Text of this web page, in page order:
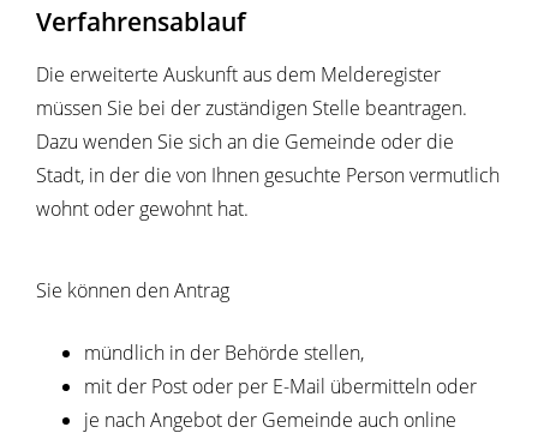
Verfahrensablauf
Die erweiterte Auskunft aus dem Melderegister
müssen Sie bei der zuständigen Stelle beantragen.
Dazu wenden Sie sich an die Gemeinde oder die
Stadt, in der die von Ihnen gesuchte Person vermutlich
wohnt oder gewohnt hat.
Sie können den Antrag
mündlich in der Behörde stellen,
mit der Post oder per E-Mail übermitteln oder
je nach Angebot der Gemeinde auch online